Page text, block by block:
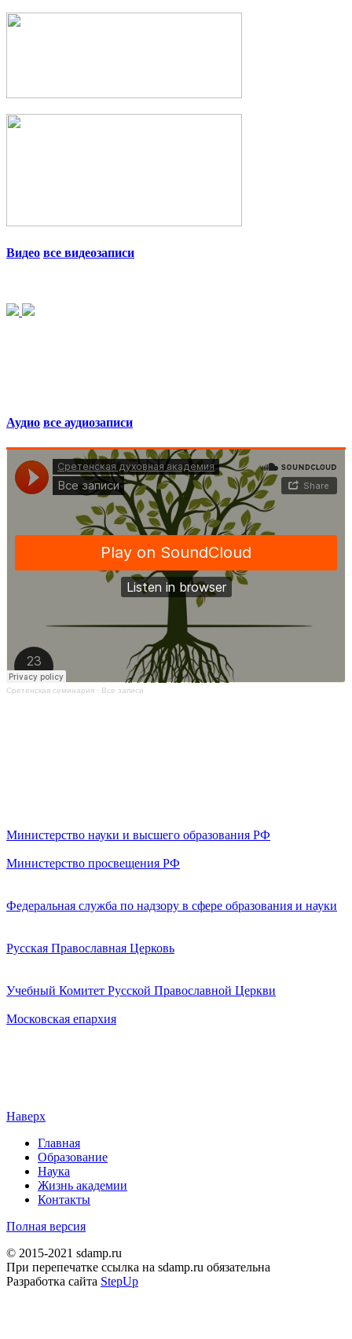
Видео все видеозаписи
Аудио все аудиозаписи
Сретенская семинария · Все записи
Министерство науки и высшего образования РФ
Министерство просвещения РФ
Федеральная служба по надзору в сфере образования и науки
Русская Православная Церковь
Учебный Комитет Русской Православной Церкви
Московская епархия
Наверх
Главная
Образование
Наука
Жизнь академии
Контакты
Полная версия
© 2015-2021 sdamp.ru
При перепечатке ссылка на sdamp.ru обязательна
Разработка сайта StepUp